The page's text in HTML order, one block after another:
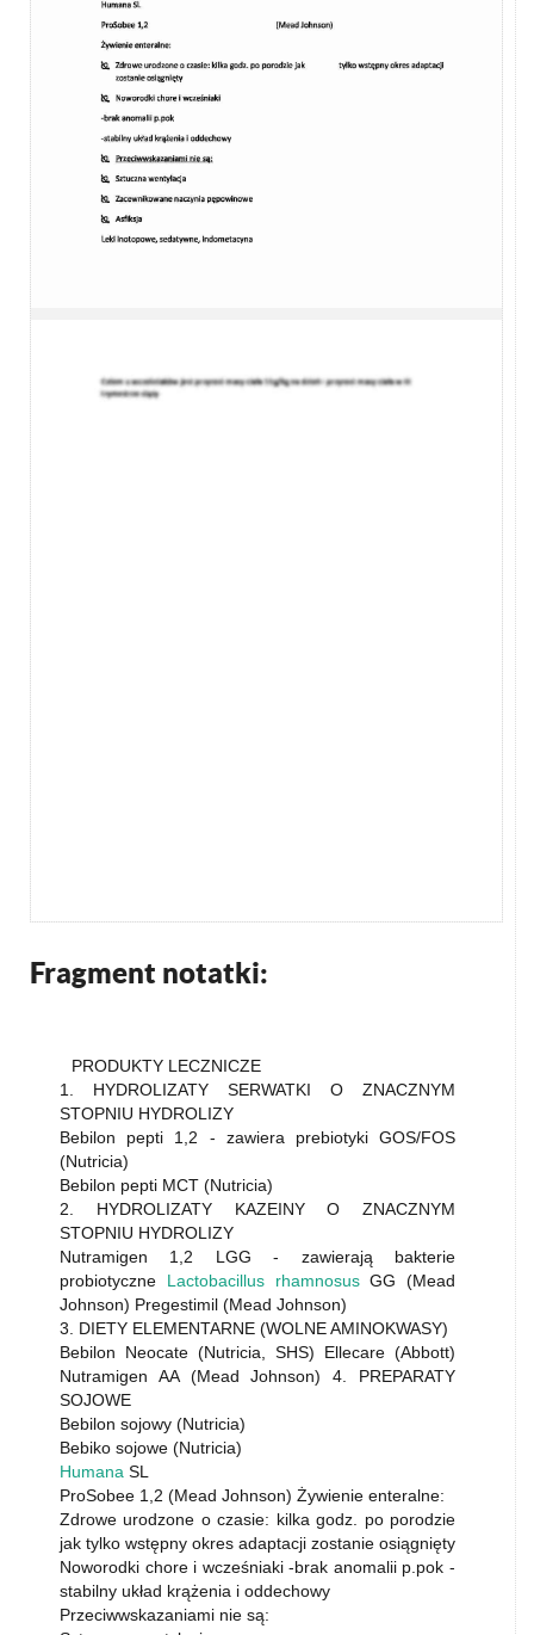
Fragment notatki:
PRODUKTY LECZNICZE
1. HYDROLIZATY SERWATKI O ZNACZNYM
STOPNIU HYDROLIZY
Bebilon pepti 1,2 - zawiera prebiotyki GOS/FOS
(Nutricia)
Bebilon pepti MCT (Nutricia)
2. HYDROLIZATY KAZEINY O ZNACZNYM
STOPNIU HYDROLIZY
Nutramigen 1,2 LGG - zawierają bakterie
probiotyczne Lactobacillus rhamnosusGG (Mead
Johnson) Pregestimil (Mead Johnson)
3. DIETY ELEMENTARNE (WOLNE AMINOKWASY)
Bebilon Neocate (Nutricia, SHS) Ellecare (Abbott)
Nutramigen AA (Mead Johnson) 4. PREPARATY
SOJOWE
Bebilon sojowy (Nutricia)
Bebiko sojowe (Nutricia)
Humana SL
ProSobee 1,2 (Mead Johnson) Żywienie enteralne:
Zdrowe urodzone o czasie: kilka godz. po porodzie
jak tylko wstępny okres adaptacji zostanie osiągnięty
Noworodki chore i wcześniaki -brak anomalii p.pok -
stabilny układ krążenia i oddechowy
Przeciwwskazaniami nie są: